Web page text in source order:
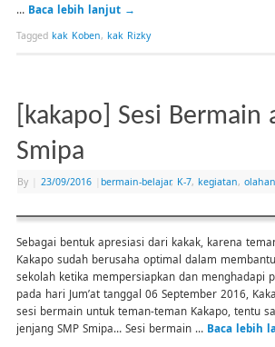
… Baca lebih lanjut →
Tagged kak Koben, kak Rizky
[kakapo] Sesi Bermain
Smipa
By 23/09/2016 bermain-belajar, K-7, kegiatan,
Sebagai bentuk apresiasi dari kakak, karena
Kakapo sudah berusaha optimal dalam
sekolah ketika mempersiapkan dan menghadapi
pada hari Jum’at tanggal 06 September 2016,
sesi bermain untuk teman-teman Kakapo, tentu
jenjang SMP Smipa… Sesi bermain … Baca lebih